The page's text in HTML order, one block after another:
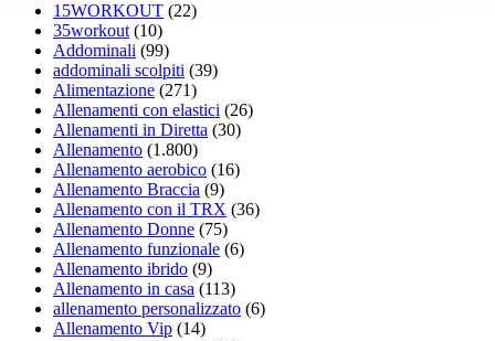
15WORKOUT (22)
35workout(10)
Addominali (99)
addominali scolpiti (39)
Alimentazione (271)
Allenamenti con elastici (26)
Allenamenti in Diretta (30)
Allenamento (1.800)
Allenamento aerobico (16)
Allenamento Braccia (9)
Allenamento con il TRX (36)
Allenamento Donne (75)
Allenamento funzionale (6)
Allenamento ibrido (9)
Allenamento in casa (113)
allenamento personalizzato (6)
Allenamento Vip (14)